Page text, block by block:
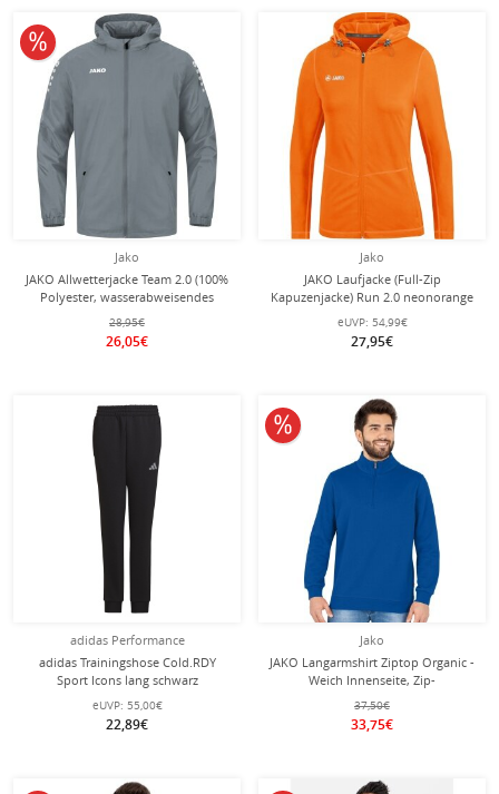
Jako
JAKO Allwetterjacke Team 2.0 (100%
Polyester, wasserabweisendes
Obermaterial) dunkelgrau Kinder
28,95€
26,05€
10% reduziert
Jako
JAKO Laufjacke (Full-Zip
Kapuzenjacke) Run 2.0 neonorange
Damen
eUVP: 54,99€
27,95€
adidas Performance
adidas Trainingshose Cold.RDY
Sport Icons lang schwarz
Jungen/Mädchen
eUVP: 55,00€
22,89€
Jako
JAKO Langarmshirt Ziptop Organic -
Weich Innenseite, Zip-
Reissverschluss - royalblau Herren
37,50€
33,75€
10% reduziert